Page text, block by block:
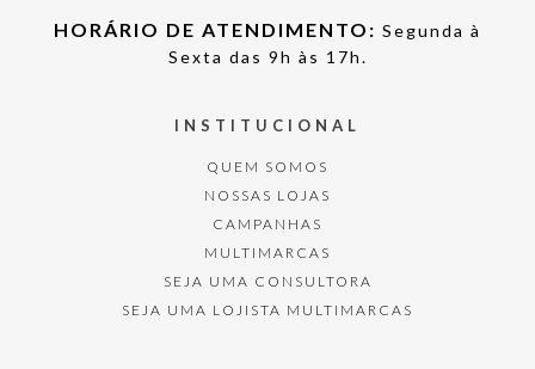
HORÁRIO DE ATENDIMENTO: Segunda à
Sexta das 9h às 17h.
INSTITUCIONAL
QUEM SOMOS
NOSSAS LOJAS
CAMPANHAS
MULTIMARCAS
SEJA UMA CONSULTORA
SEJA UMA LOJISTA MULTIMARCAS